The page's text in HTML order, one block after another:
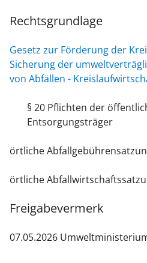
Rechtsgrundlage
Gesetz zur Förderung der
Sicherung der
von Abfällen -
§ 20 Pflichten der
Entsorgungsträger
örtliche
örtliche
Freigabevermerk
07.05.2026